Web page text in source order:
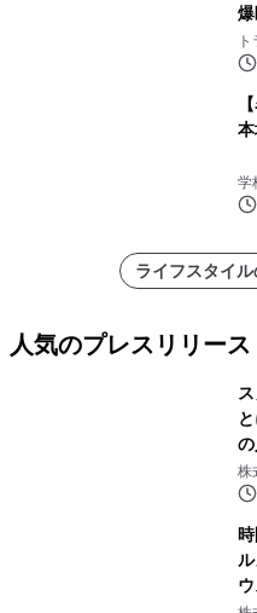
説
学
ライフスタイ
人気のプレスリリース
ボ
株